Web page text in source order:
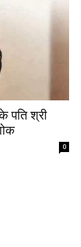
पति श्री
0